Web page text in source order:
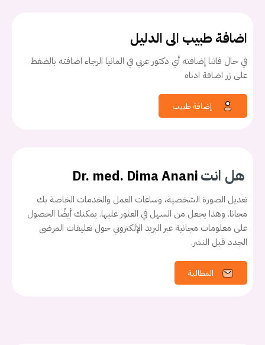
اضافة طبيب الى الدليل
في حال فاتنا إضافته أي دكتور عربي في المانيا الرجاء اضافته بالضغط
على زر اضافة ادناه
هل انتDr. med. Dima Anani
تعديل الصورة الشخصية، وساعات العمل والخدمات الخاصة بك
مجانا. وهذا يجعل من السهل في العثور عليها. يمكنك أيضًا الحصول
على معلومات مجانية عبر البريد الإلكتروني حول تعليقات المرضى
الجدد قبل النشر.
المطالبة